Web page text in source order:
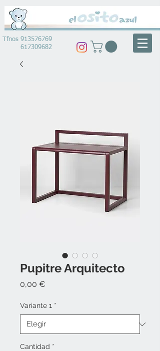
Tfnos 913576769
617309682
Pupitre Arquitecto
0,00 €
Variante 1 *
Cantidad *